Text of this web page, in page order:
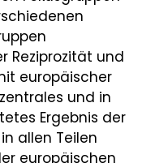
Reziprozität und
europäischer
und in
Ergebnis der
allen Teilen
europäischen